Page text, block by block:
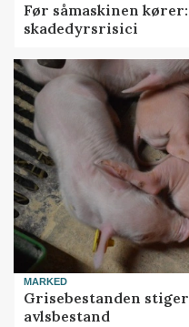
Før såmaskinen
skadedyrsrisici
MARKED
Grisebestanden
avlsbestand